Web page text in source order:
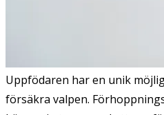
Uppfödaren har en unik
försäkra valpen.